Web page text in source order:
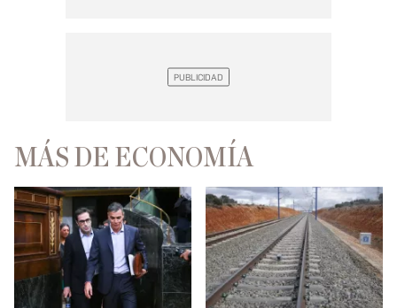
MÁS DE ECONOMÍA